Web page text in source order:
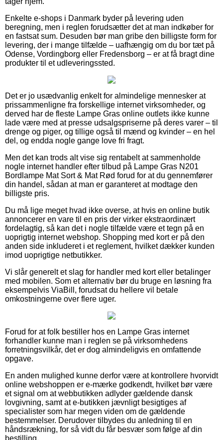
Enkelte e-shops i Danmark byder på levering uden
beregning, men i reglen forudsætter det at man indkøber for
en fastsat sum. Desuden bør man gribe den billigste form for
levering, der i mange tilfælde – uafhængig om du bor tæt på
Odense, Vordingborg eller Fredensborg – er at få bragt dine
produkter til et udleveringssted.
Det er jo usædvanlig enkelt for almindelige mennesker at
prissammenligne fra forskellige internet virksomheder, og
derved har de fleste Lampe Gras online outlets ikke kunne
lade være med at presse udsalgspriserne på deres varer – til
drenge og piger, og tillige også til mænd og kvinder – en hel
del, og endda nogle gange love fri fragt.
Men det kan trods alt vise sig rentabelt at sammenholde
nogle internet handler efter tilbud på Lampe Gras N201
Bordlampe Mat Sort & Mat Rød forud for at du gennemfører
din handel, sådan at man er garanteret at modtage den
billigste pris.
Du må lige meget hvad ikke overse, at hvis en online butik
annoncerer en vare til en pris der virker ekstraordinært
fordelagtig, så kan det i nogle tilfælde være et tegn på en
uoprigtig internet webshop. Shopping med kort er på den
anden side inkluderet i et reglement, hvilket dækker kunden
imod uoprigtige netbutikker.
Vi slår generelt et slag for handler med kort eller betalinger
med mobilen. Som et alternativ bør du bruge en løsning fra
eksempelvis ViaBill, forudsat du hellere vil betale
omkostningerne over flere uger.
Forud for at folk bestiller hos en Lampe Gras internet
forhandler kunne man i reglen se på virksomhedens
forretningsvilkår, det er dog almindeligvis en omfattende
opgave.
En anden mulighed kunne derfor være at kontrollere hvorvidt
online webshoppen er e-mærke godkendt, hvilket bør være
et signal om at webbutikken adlyder gældende dansk
lovgivning, samt at e-butikken jævnligt besigtiges af
specialister som har megen viden om de gældende
bestemmelser. Derudover tilbydes du anledning til en
håndsrækning, for så vidt du får besvær som følge af din
bestilling.